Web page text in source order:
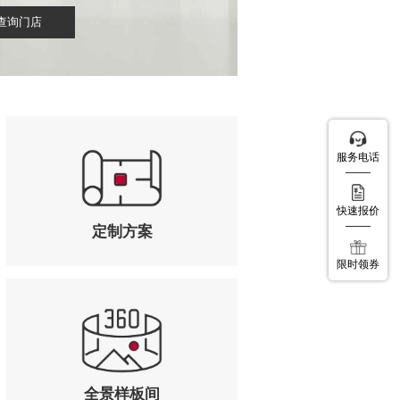
询门店
定制方案
全景样板间
服务电话
快速报价
限时领券
服务电话
快速报价
限时领券